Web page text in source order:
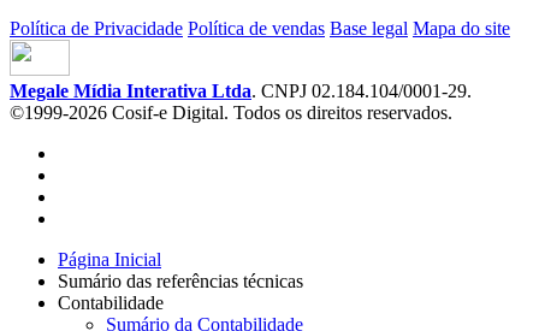
Política de Privacidade Política de vendas Base legal Mapa do site
Megale Mídia Interativa Ltda. CNPJ 02.184.104/0001-29.
©1999-2026 Cosif-e Digital. Todos os direitos reservados.
Página Inicial
Sumário das referências técnicas
Contabilidade
Sumário da Contabilidade